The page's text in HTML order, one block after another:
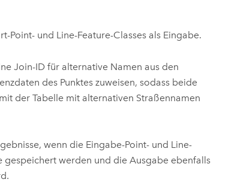
Point- und Line-Feature-Classes als Eingabe.
Join-ID für alternative Namen aus den
des Punktes zuweisen, sodass beide
der Tabelle mit alternativen Straßennamen
wenn die Eingabe-Point- und Line-
gespeichert werden und die Ausgabe ebenfalls